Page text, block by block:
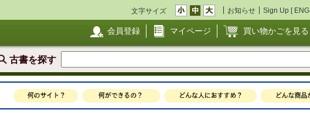
文字サイズ お知らせ Sign Up [ ENG
会員登録 マイページ 買い物かごを見る
古書を探す